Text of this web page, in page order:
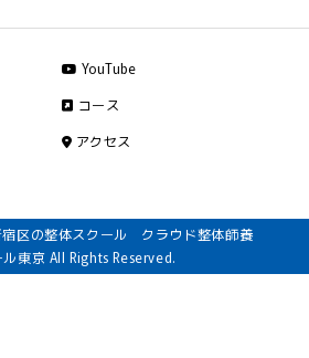
YouTube
コース
アクセス
区の整体スクール クラウド整体師養
ル東京 All Rights Reserved.